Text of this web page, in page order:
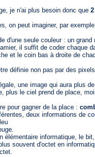
n'ai plus besoin donc que
peut imaginer, par exemple
seule couleur : un grand
il suffit de coder chaque
coin bas à droite de
non pas par des pixels,
une image qui aura plus
plus le ciel prend de place,
gagner de la place :
deux informations de
informatique, le bit,
d'octet en